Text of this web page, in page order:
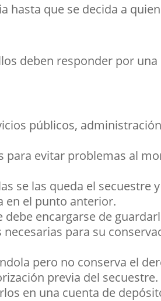
hasta que se decida a
deben responder por una
públicos,
para evitar problemas al
se las queda el secuestre
en el punto anterior.
encargarse de
para su
pero no conserva el
previa del secuestre.
en una cuenta de